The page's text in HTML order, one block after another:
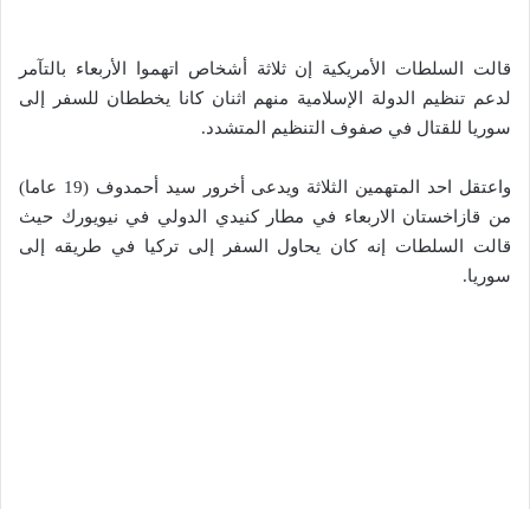
قالت السلطات الأمريكية إن ثلاثة أشخاص اتهموا الأربعاء بالتآمر
لدعم تنظيم الدولة الإسلامية منهم اثنان كانا يخططان للسفر إلى
سوريا للقتال في صفوف التنظيم المتشدد.
واعتقل احد المتهمين الثلاثة ويدعى أخرور سيد أحمدوف (19 عاما)
من قازاخستان الاربعاء في مطار كنيدي الدولي في نيويورك حيث
قالت السلطات إنه كان يحاول السفر إلى تركيا في طريقه إلى
سوريا.